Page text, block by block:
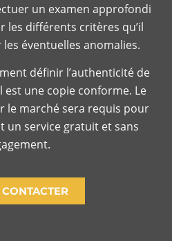
un examen approfondi
les différents critères qu’il
éventuelles anomalies.
définir l’authenticité de
est une copie conforme. Le
le marché sera requis pour
un service gratuit et sans